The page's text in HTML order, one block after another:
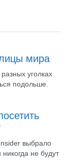
мира
уголках
подольше.
выбрало
не будут